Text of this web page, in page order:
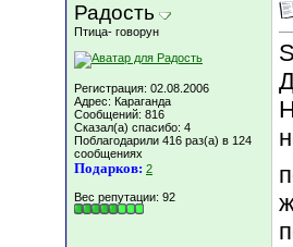
Радость
Птица- говорун
Регистрация: 02.08.2006
Адрес: Караганда
Сообщений: 816
Сказал(а) спасибо: 4
Поблагодарили 416 раз(а) в 124
сообщениях
Подарков: 2
Вес репутации: 92